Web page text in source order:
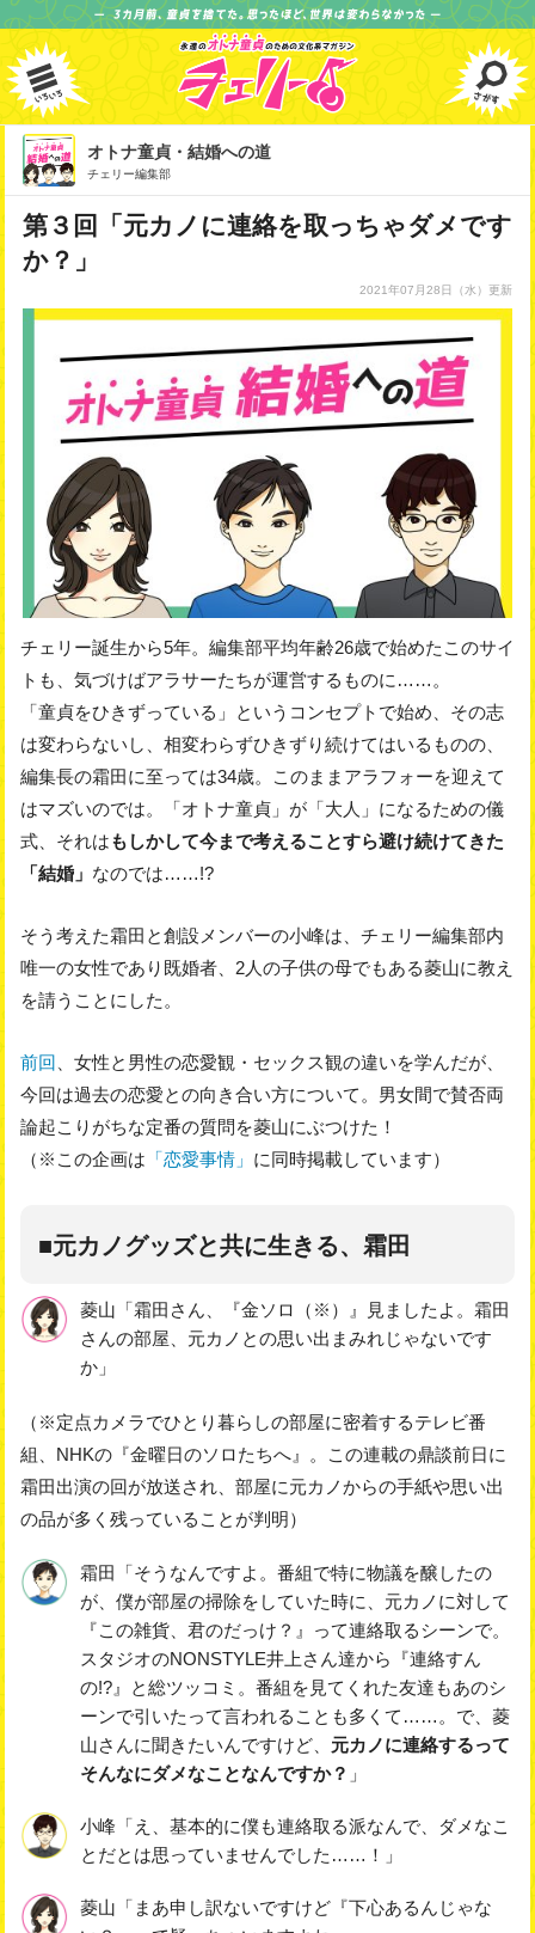
オトナ童貞・結婚への道
チェリー編集部
第３回「元カノに連絡を取っちゃダメです
か？」
2021年07月28日 （水）更新
チェリー誕生から5年。編集部平均年齢26歳で始めたこのサイ
トも、気づけばアラサーたちが運営するものに……。
「童貞をひきずっている」というコンセプトで始め、その志
は変わらないし、相変わらずひきずり続けてはいるものの、
編集長の霜田に至っては34歳。このままアラフォーを迎えて
はマズいのでは。「オトナ童貞」が「大人」になるための儀
式、それはもしかして今まで考えることすら避け続けてきた
「結婚」 なのでは……!?
そう考えた霜田と創設メンバーの小峰は、チェリー編集部内
唯一の女性であり既婚者、2人の子供の母でもある菱山に教え
を請うことにした。
前回、女性と男性の恋愛観・セックス観の違いを学んだが、
今回は過去の恋愛との向き合い方について。男女間で賛否両
論起こりがちな定番の質問を菱山にぶつけた！
（※この企画は 「恋愛事情」 に同時掲載しています）
■元カノグッズと共に生きる、霜田
菱山「霜田さん、『金ソロ（※）』見ましたよ。霜田
さんの部屋、元カノとの思い出まみれじゃないです
か」
（※定点カメラでひとり暮らしの部屋に密着するテレビ番
組、NHKの『金曜日のソロたちへ』。この連載の鼎談前日に
霜田出演の回が放送され、部屋に元カノからの手紙や思い出
の品が多く残っていることが判明）
霜田「そうなんですよ。番組で特に物議を醸したの
が、僕が部屋の掃除をしていた時に、元カノに対して
『この雑貨、君のだっけ？』って連絡取るシーンで。
スタジオのNONSTYLE井上さん達から『連絡すん
の!?』と総ツッコミ。番組を見てくれた友達もあのシ
ーンで引いたって言われることも多くて……。で、菱
山さんに聞きたいんですけど、 元カノに連絡するって
そんなにダメなことなんですか？ 」
小峰「え、基本的に僕も連絡取る派なんで、ダメなこ
とだとは思っていませんでした……！」
菱山「まあ申し訳ないですけど『下心あるんじゃな